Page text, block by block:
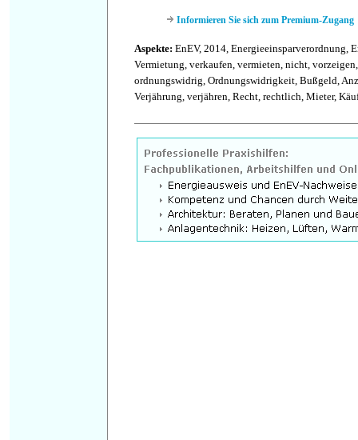
Informieren Sie sich zum Premium-Zugang
Aspekte: EnEV, 2014, Energieeinsparverordnung,
Vermietung, verkaufen, vermieten, nicht,
ordnungswidrig, Ordnungswidrigkeit, Bußgeld,
Verjährung, verjähren, Recht, rechtlich, Mieter,